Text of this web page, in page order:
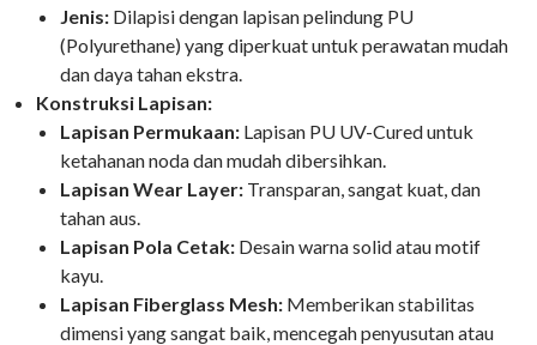
Jenis: Dilapisi dengan lapisan pelindung PU
(Polyurethane) yang diperkuat untuk perawatan mudah
dan daya tahan ekstra.
Konstruksi Lapisan:
Lapisan Permukaan: Lapisan PU UV-Cured untuk
ketahanan noda dan mudah dibersihkan.
Lapisan Wear Layer: Transparan, sangat kuat, dan
tahan aus.
Lapisan Pola Cetak: Desain warna solid atau motif
kayu.
Lapisan Fiberglass Mesh: Memberikan stabilitas
dimensi yang sangat baik, mencegah penyusutan atau